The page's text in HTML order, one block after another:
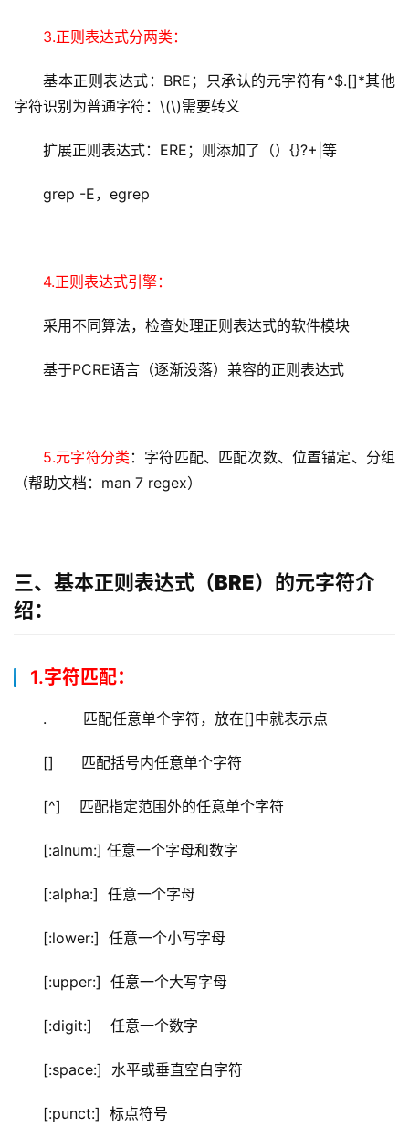
3.正则表达式分两类：
基本正则表达式：BRE；只承认的元字符有^$.[]*其他
字符识别为普通字符：\(\)需要转义
扩展正则表达式：ERE；则添加了（）{}?+|等
grep -E，egrep
4.正则表达式引擎：
采用不同算法，检查处理正则表达式的软件模块
基于PCRE语言（逐渐没落）兼容的正则表达式
5.元字符分类 ：字符匹配、匹配次数、位置锚定、分组
（帮助文档：man 7 regex）
三、基本正则表达式（BRE）的元字符介
绍：
1.字符匹配：
.        匹配任意单个字符，放在[]中就表示点
[]      匹配括号内任意单个字符
[^]    匹配指定范围外的任意单个字符
[:alnum:] 任意一个字母和数字
[:alpha:]  任意一个字母
[:lower:]  任意一个小写字母
[:upper:]  任意一个大写字母
[:digit:]    任意一个数字
[:space:]  水平或垂直空白字符
[:punct:]  标点符号